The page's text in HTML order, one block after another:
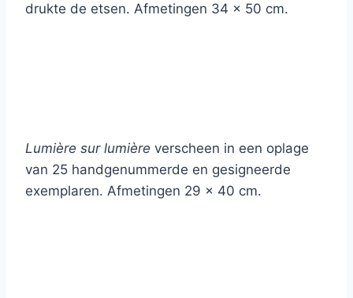
drukte de etsen. Afmetingen 34 x 50 cm.
Lumière sur lumière verscheen in een oplage
van 25 handgenummerde en gesigneerde
exemplaren. Afmetingen 29 x 40 cm.